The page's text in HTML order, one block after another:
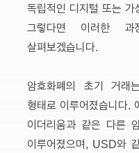
독립적인 디지털 또는 가
그렇다면 이러한
살펴보겠습니다.
암호화폐의 초기 거
형태로 이루어졌습니다.
이더리움과 같은 다른
이루어졌으며, USD와